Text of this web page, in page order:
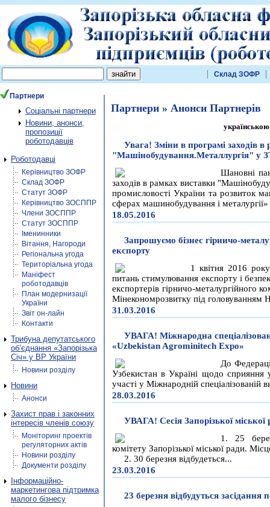
Склад ЗОФР
Партнери
Соціальні партнери
Новини, анонси,
пропозиції
роботодавців
Роботодавці
Керівництво ЗОФР
Склад ЗОФР
Статут ЗОФР
Керівництво ЗОСППР
Члени ЗОСППР
Статут ЗОСППР
Іменинники
Вітання, Нагороди
Регіональна угода
Територіальна угода
Маніфест
роботодавців
План модернизації
України
Звіт он-лайн
Контакти
Трибуна депутатського
об’єднання «Запорізька
Січ» у ВР України
Новини розділу
Новини
Анонси
Захист прав і законних
інтересів членів союзу
Моніторинг проектів
регуляторних актів
Новини розділу
Документи розділу
Інформаційно-
маркетингова підтримка
малого бізнесу
Партнери » Анонси Партнерів
Увага! Зміни в програмі заходів
"Машінобудування.Металлургія" у
Шановні
заходів в рамках виставки
промисловості України та розвиток
сферах машинобудування і металургії»
18.05.2016
Запрошуємо бізнес гірничо-
експорту
1 квітня 2016
питань стимулювання експорту і
експортерів гірничо-металургійного
Мінекономрозвитку під головуванням
31.03.2016
УВАГА! Міжнародна
«Uzbekistan Agrominitech Expo»
До
Узбекистан в Україні щодо сприяння
участі у Міжнародній спеціалізованій
28.03.2016
УВАГА! Сесія Запорізької міської
1. 25
комітету Запорізької міської ради.
2. 30 березня відбудеться...
23.03.2016
23 березня відбудуться засідання